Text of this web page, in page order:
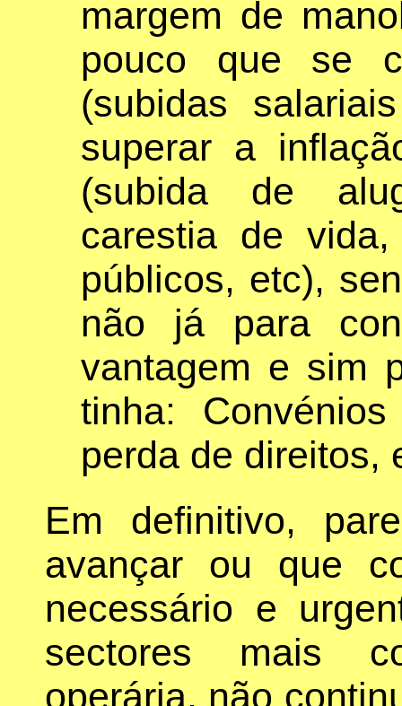
margem de
pouco que se
(subidas
superar a
(subida de
carestia de
públicos, etc),
não já para
vantagem e sim
tinha:
perda de direitos,
Em definitivo,
avançar ou que
necessário e
sectores mais
operária, não